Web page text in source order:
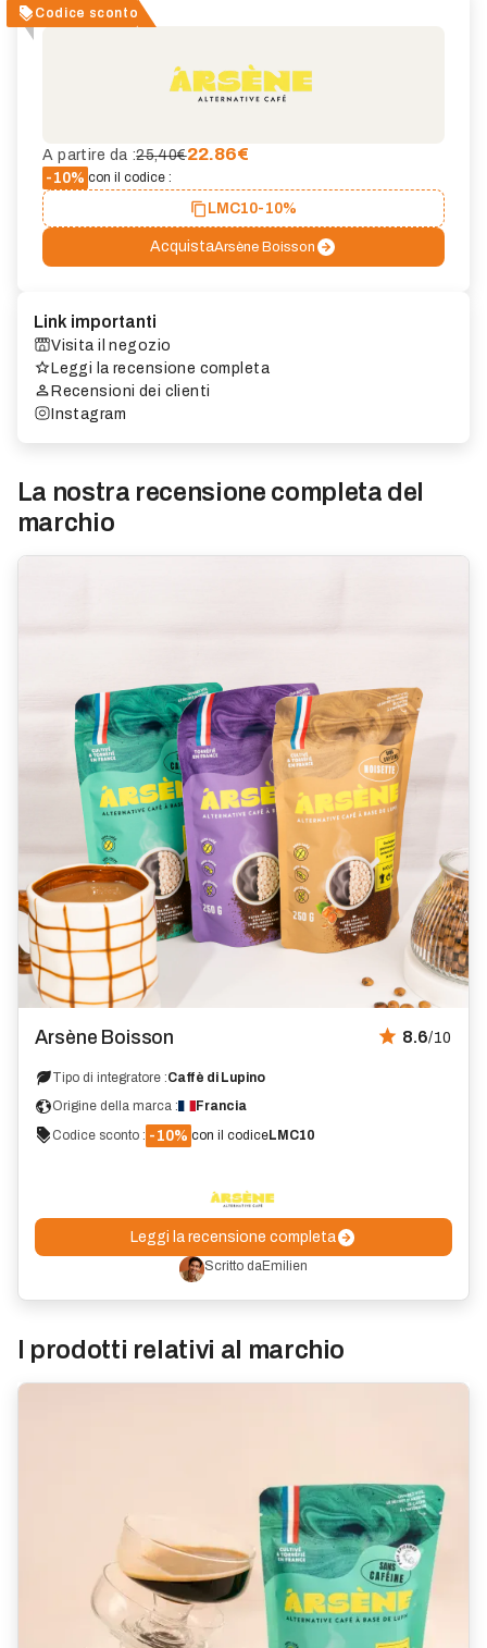
Codice sconto
A partire da :25,40€22.86€
-10% con il codice :
LMC10-10%
AcquistaArsène Boisson
Link importanti
Visita il negozio
Leggi la recensione completa
Recensioni dei clienti
Instagram
La nostra recensione completa del
marchio
Arsène Boisson 8.6/10
Tipo di integratore :Caffè di Lupino
Origine della marca :
Francia
Codice sconto : -10% con il codiceLMC10
Leggi la recensione completa
Scritto daEmilien
I prodotti relativi al marchio